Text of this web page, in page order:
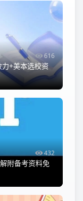
616
+美本选校资
432
附备考资料免